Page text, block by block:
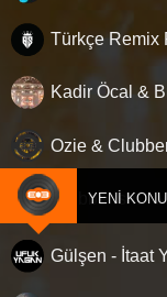
Türkçe Remix
Kadir Öcal &
Ozie &
Clubberism -
YENI
Gülşen - İtaat